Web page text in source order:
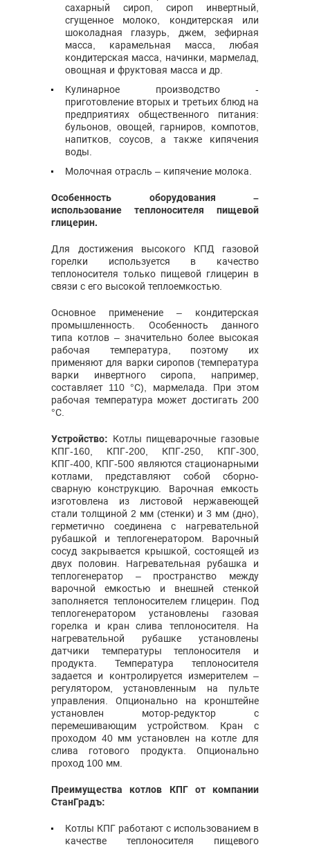
сахарный сироп, сироп инвертный,
сгущенное молоко, кондитерская или
шоколадная глазурь, джем, зефирная
масса, карамельная масса, любая
кондитерская масса, начинки, мармелад,
овощная и фруктовая масса и др.
Кулинарное производство -
приготовление вторых и третьих блюд на
предприятиях общественного питания:
бульонов, овощей, гарниров, компотов,
напитков, соусов, а также кипячения
воды.
Молочная отрасль – кипячение молока.
Особенность оборудования –
использование теплоносителя пищевой
глицерин.
Для достижения высокого КПД газовой
горелки используется в качество
теплоносителя только пищевой глицерин в
связи с его высокой теплоемкостью.
Основное применение – кондитерская
промышленность. Особенность данного
типа котлов – значительно более высокая
рабочая температура, поэтому их
применяют для варки сиропов (температура
варки инвертного сиропа, например,
составляет 110 °С), мармелада. При этом
рабочая температура может достигать 200
°С.
Устройство: Котлы пищеварочные газовые
КПГ-160, КПГ-200, КПГ-250, КПГ-300,
КПГ-400, КПГ-500 являются стационарными
котлами, представляют собой сборно-
сварную конструкцию. Варочная емкость
изготовлена из листовой нержавеющей
стали толщиной 2 мм (стенки) и 3 мм (дно),
герметично соединена с нагревательной
рубашкой и теплогенератором. Варочный
сосуд закрывается крышкой, состоящей из
двух половин. Нагревательная рубашка и
теплогенератор – пространство между
варочной емкостью и внешней стенкой
заполняется теплоносителем глицерин. Под
теплогенератором установлены газовая
горелка и кран слива теплоносителя. На
нагревательной рубашке установлены
датчики температуры теплоносителя и
продукта. Температура теплоносителя
задается и контролируется измерителем –
регулятором, установленным на пульте
управления. Опционально на кронштейне
установлен мотор-редуктор с
перемешивающим устройством. Кран с
проходом 40 мм установлен на котле для
слива готового продукта. Опционально
проход 100 мм.
Преимущества котлов КПГ от компании
СтанГрадъ:
Котлы КПГ работают с использованием в
качестве теплоносителя пищевого